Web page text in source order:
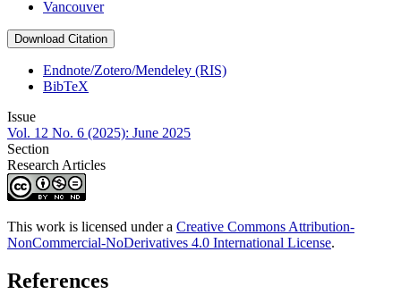
Vancouver
Download Citation
Endnote/Zotero/Mendeley (RIS)
BibTeX
Issue
Vol. 12 No. 6 (2025): June 2025
Section
Research Articles
This work is licensed under a Creative Commons Attribution-
NonCommercial-NoDerivatives 4.0 International License.
References